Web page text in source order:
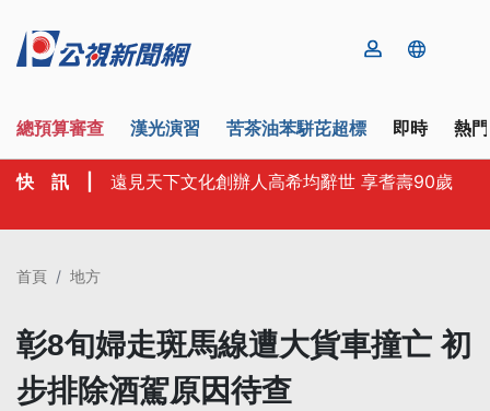
總預算審查 漢光演習 苦茶油苯駢芘超標 即時 熱
快 訊 遠見天下文化創辦人高希均辭世 享耆壽90歲
首頁 地方
彰8旬婦走斑馬線遭大貨車撞亡 初
步排除酒駕原因待查